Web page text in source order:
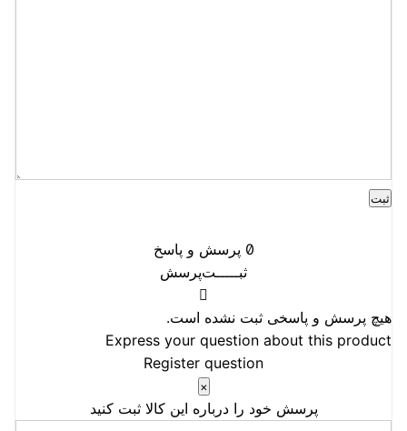
0 پرسش و پاسخ
ثبـــــت‌پرسش
هیچ پرسش و پاسخی ثبت نشده است.
Express your question about this product
Register question
×
پرسش خود را درباره این کالا ثبت کنید